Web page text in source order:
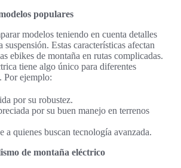
populares
modelos teniendo en cuenta detalles
Estas características afectan
ebikes de montaña en rutas complicadas.
tiene algo único para diferentes
Por ejemplo:
por su robustez.
por su buen manejo en terrenos
a quienes buscan tecnología avanzada.
de montaña eléctrico